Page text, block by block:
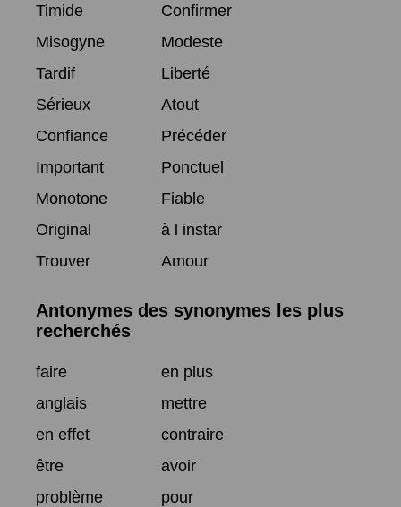
Timide
Confirmer
Misogyne
Modeste
Tardif
Liberté
Sérieux
Atout
Confiance
Précéder
Important
Ponctuel
Monotone
Fiable
Original
à l instar
Trouver
Amour
Antonymes des synonymes les plus
recherchés
faire
en plus
anglais
mettre
en effet
contraire
être
avoir
problème
pour